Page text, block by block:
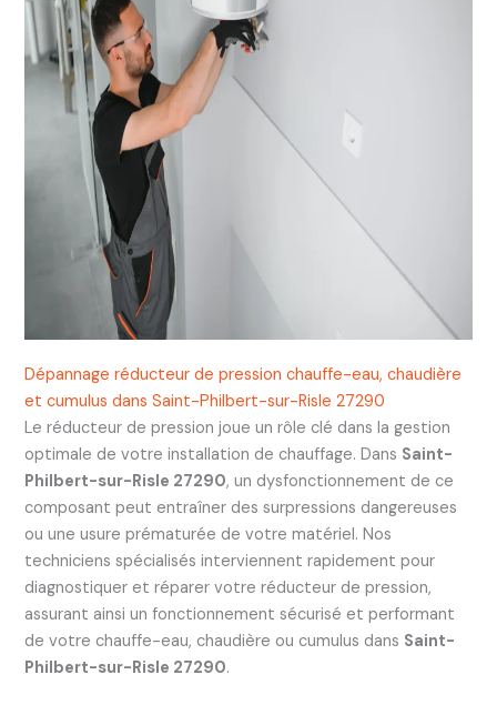
Dépannage réducteur de pression chauffe-eau, chaudière
et cumulus dans Saint-Philbert-sur-Risle 27290
Le réducteur de pression joue un rôle clé dans la gestion
optimale de votre installation de chauffage. Dans Saint-
Philbert-sur-Risle 27290, un dysfonctionnement de ce
composant peut entraîner des surpressions dangereuses
ou une usure prématurée de votre matériel. Nos
techniciens spécialisés interviennent rapidement pour
diagnostiquer et réparer votre réducteur de pression,
assurant ainsi un fonctionnement sécurisé et performant
de votre chauffe-eau, chaudière ou cumulus dans Saint-
Philbert-sur-Risle 27290.